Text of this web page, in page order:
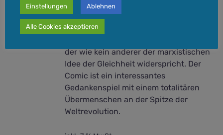
Junge, der seine Eltern an die
bolschewistischen Säuberungstruppen
verloren hat, kämpft mit allen Mitteln
der wie kein anderer der marxistischen
Idee der Gleichheit widerspricht. Der
Comic ist ein interessantes
Gedankenspiel mit einem totalitären
Übermenschen an der Spitze der
Weltrevolution.
Einstellungen Ablehnen
Alle Cookies akzeptieren